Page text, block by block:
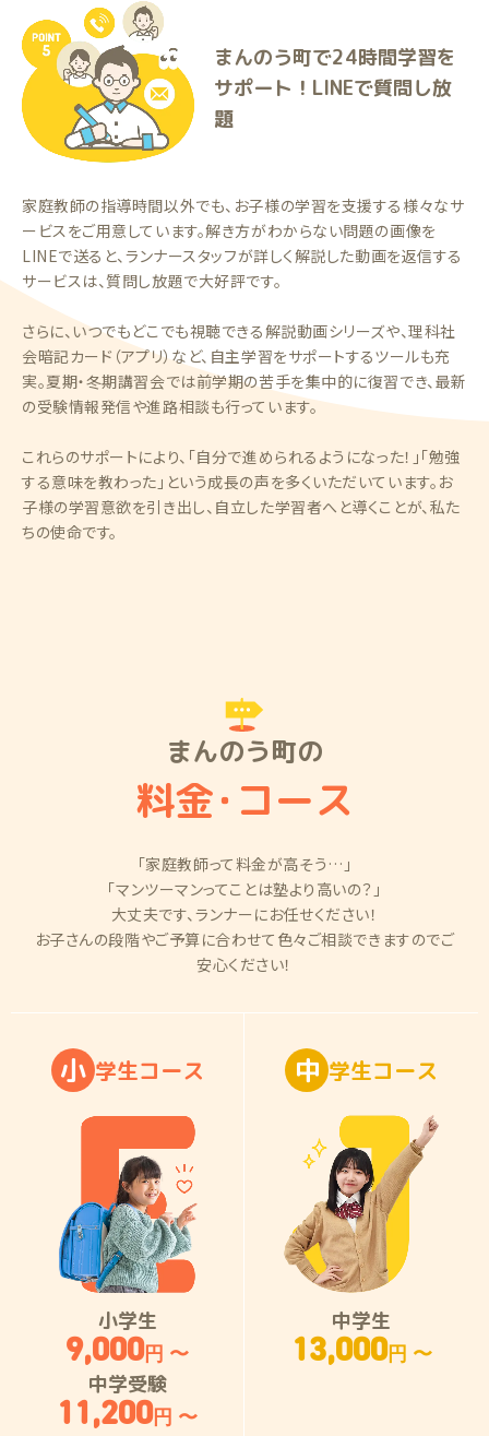
まんのう町で24時間学習を
サポート！LINEで質問し放
題
家庭教師の指導時間以外でも、お子様の学習を支援する様々なサ
ービスをご用意しています。解き方がわからない問題の画像を
LINEで送ると、ランナースタッフが詳しく解説した動画を返信する
サービスは、質問し放題で大好評です。
さらに、いつでもどこでも視聴できる解説動画シリーズや、理科社
会暗記カード（アプリ）など、自主学習をサポートするツールも充
実。夏期・冬期講習会では前学期の苦手を集中的に復習でき、最新
の受験情報発信や進路相談も行っています。
これらのサポートにより、「自分で進められるようになった！」「勉強
する意味を教わった」という成長の声を多くいただいています。お
子様の学習意欲を引き出し、自立した学習者へと導くことが、私た
ちの使命です。
まんのう町の
料金・コース
「家庭教師って料金が高そう…」
「マンツーマンってことは塾より高いの？」
大丈夫です、ランナーにお任せください！
お子さんの段階やご予算に合わせて色々ご相談できますのでご
安心ください！
小 学生コース
小学生
9,000円 〜
中学受験
11,200円 〜
中 学生コース
中学生
13,000円 〜